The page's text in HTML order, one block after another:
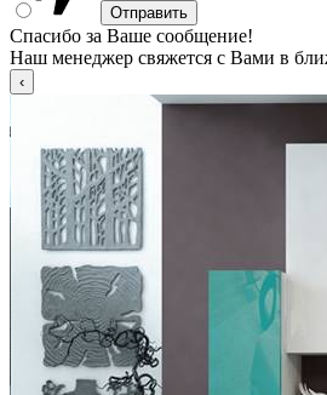
Спасибо за Ваше сообщение!
Наш менеджер свяжется с Вами в